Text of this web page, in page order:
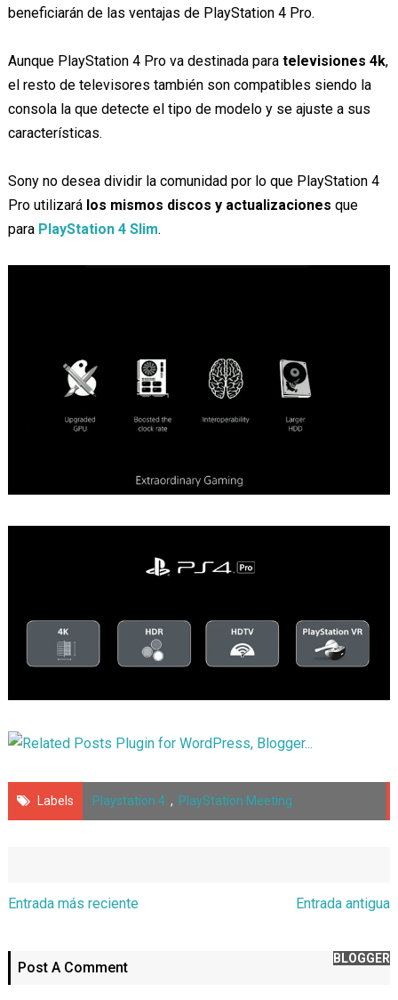
beneficiarán de las ventajas de PlayStation 4 Pro.
Aunque PlayStation 4 Pro va destinada para televisiones 4k,
el resto de televisores también son compatibles siendo la
consola la que detecte el tipo de modelo y se ajuste a sus
características.
Sony no desea dividir la comunidad por lo que PlayStation 4
Pro utilizará los mismos discos y actualizaciones que
para PlayStation 4 Slim.
Labels Playstation 4 , PlayStation Meeting
Entrada más reciente Entrada antigua
Post A Comment
BLOGGER